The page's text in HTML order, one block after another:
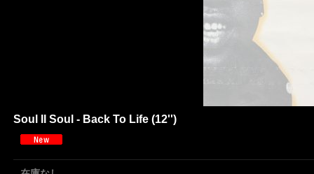
Soul II Soul - Back To Life (12'')